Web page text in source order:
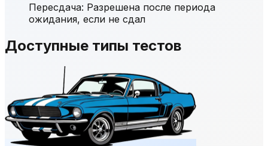
Пересдача: Разрешена после периода
ожидания, если не сдал
Доступные типы тестов